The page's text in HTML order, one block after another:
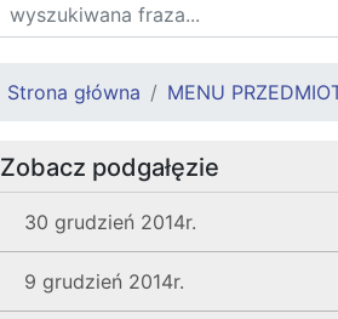
Strona główna MENU
Zobacz podgałęzie
30 grudzień 2014r.
9 grudzień 2014r.